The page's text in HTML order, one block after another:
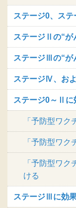
ステージ0、ス
ステージⅡの“が
ステージⅢの“が
ステージⅣ、お
ステージ0～Ⅱに
「予防型ワ
「予防型ワク
「予防型ワ
ける
ステージⅢに効